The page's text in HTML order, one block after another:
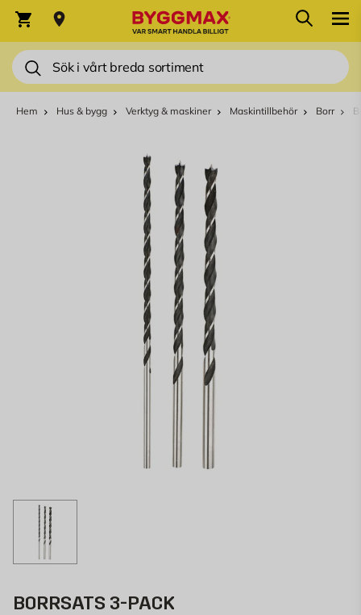
Sök
Varukorg Sök
Hem Hus & bygg Verktyg & maskiner Maskintillbehör Borr
BORRSATS 3-PACK